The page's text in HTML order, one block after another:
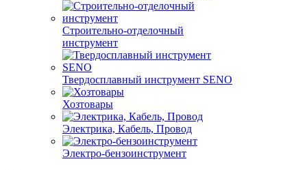
Строительно-отделочный
инструмент
Твердосплавный инструмент SENO
Хозтовары
Электрика, Кабель, Провод
Электро-бензоинструмент